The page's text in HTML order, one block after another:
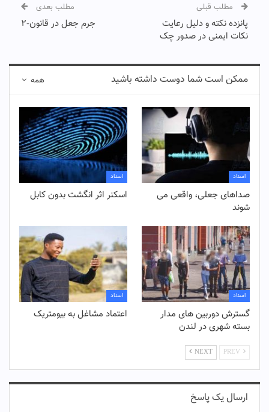
مطلب قبلی
پانزده نکته و دلیل رعایت
نکات ایمنی در صدور چک
مطلب بعدی
جرم جعل در قانون-۲
همه ممکن است شما دوست داشته باشید
اسناد
صداهای جعلی، واقعی می
شوند
اسناد
اسکنر اثر انگشت بدون کابل
اسناد
گسترش دوربین های مدار
بسته شهری در لندن
اسناد
اعتماد مشاغل به بیومتریک
NEXT
ارسال یک پاسخ